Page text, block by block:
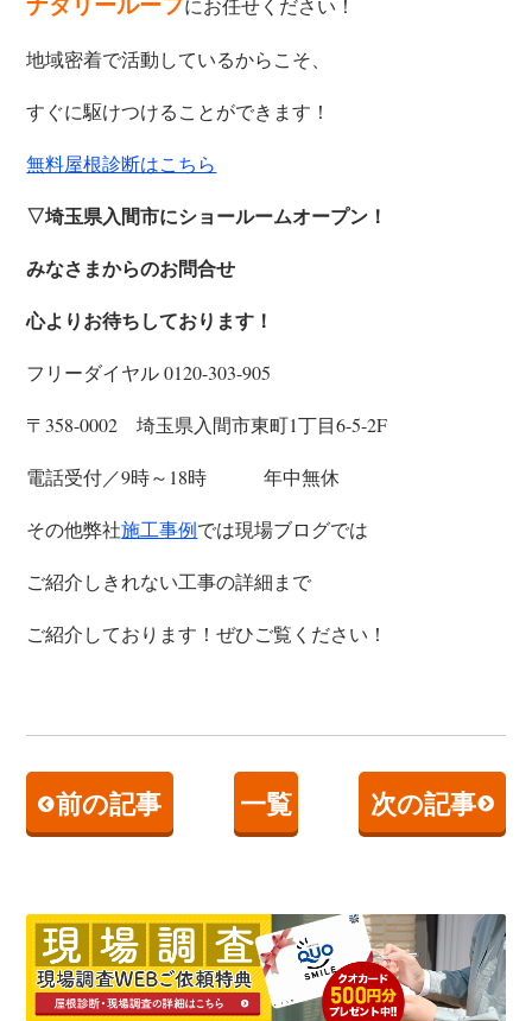
ナタリールーフにお任せください！
地域密着で活動しているからこそ、
すぐに駆けつけることができます！
無料屋根診断はこちら
▽埼玉県入間市にショールームオープン！
みなさまからのお問合せ
心よりお待ちしております！
フリーダイヤル 0120-303-905
〒358-0002 埼玉県入間市東町1丁目6-5-2F
電話受付／9時～18時 年中無休
その他弊社施工事例 では現場ブログでは
ご紹介しきれない工事の詳細まで
ご紹介しております！ぜひご覧ください！
前の記事 一覧 次の記事